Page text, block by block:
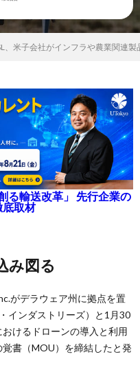
、米子会社がインフラや農業関連
る輸送改革」 先行企業の
底取材
み図る
がデラウェア州に拠点を置
インダストリーズ）と1月30
けるドローンの導入と利用
書（MOU）を締結したと発